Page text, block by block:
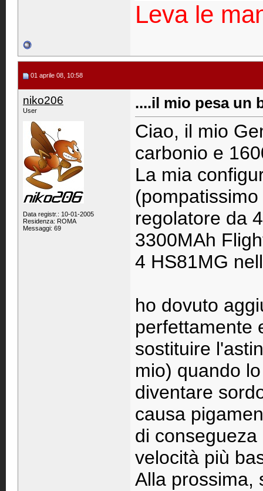
Leva le
01 aprile 08, 10:58
niko206
User
Data registr.: 10-01-2005
Residenza: ROMA
Messaggi: 69
....il mio pesa un
Ciao, il mio
carbonio e
La mia
regolatore da
3300MAh
4 HS81MG
ho dovuto
perfettamente
sostituire
mio) quando
diventare
causa
di
velocità più
Alla prossima,